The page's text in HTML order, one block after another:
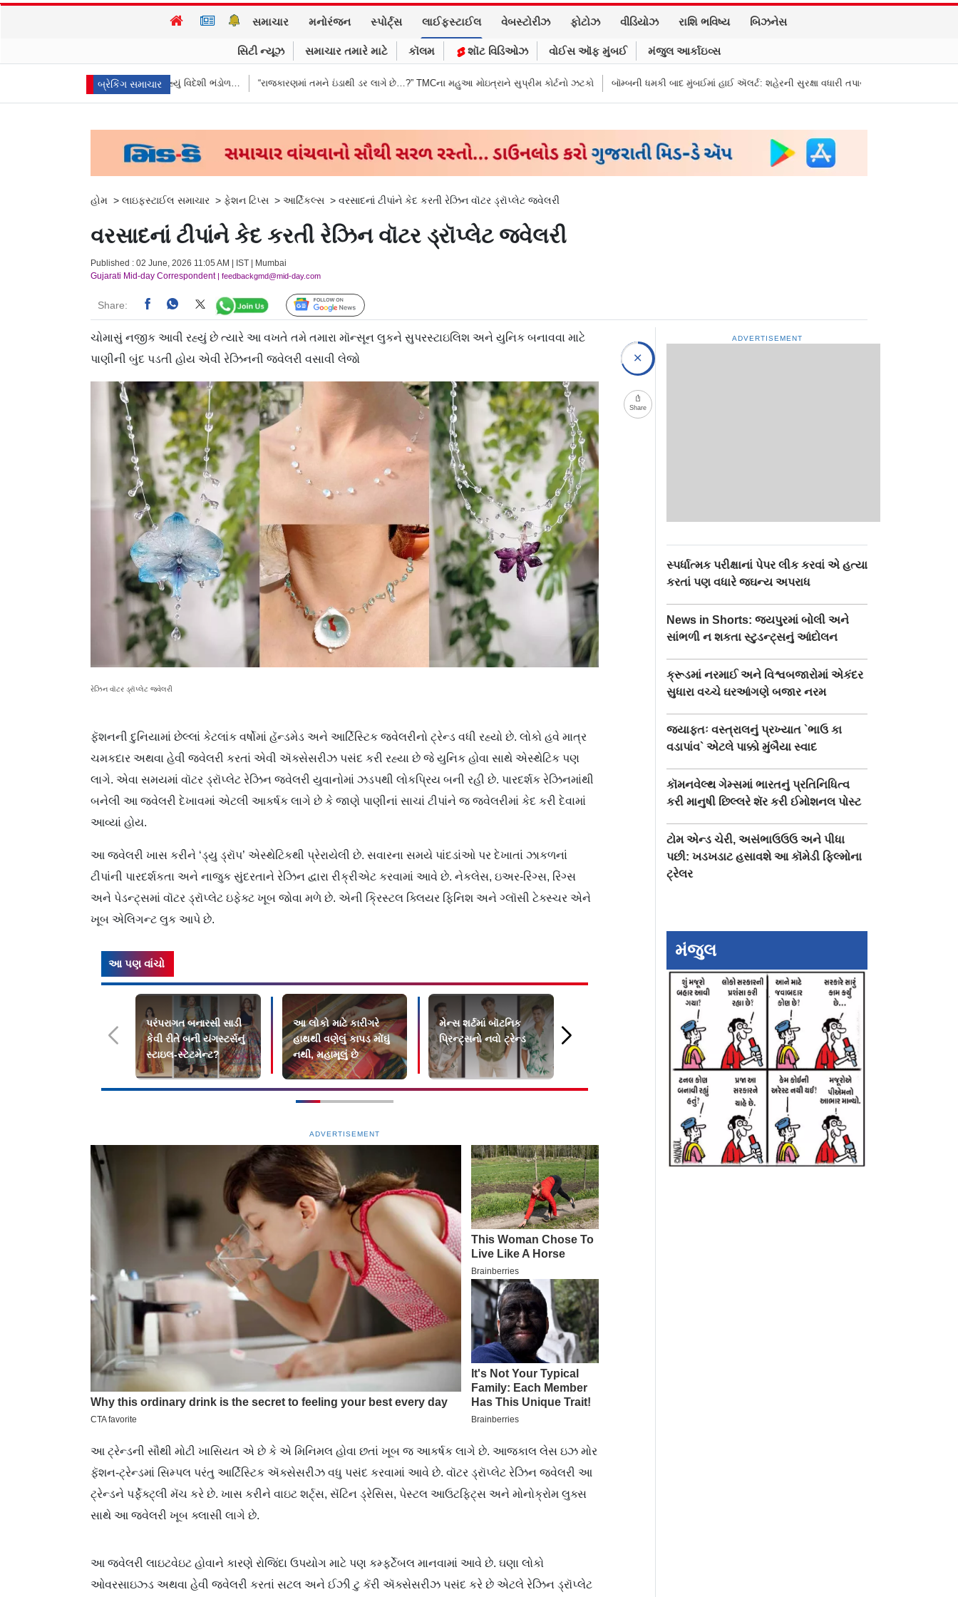
સમાચાર મનોરંજન સ્પોર્ટ્સ લાઈફસ્ટાઈલ વેબસ્ટોરીઝ ફોટોઝ વીડિયોઝ રાશિ ભવિષ્ય બિઝનેસ
સિટી ન્યૂઝ સમાચાર તમારે માટે કૉલમ શૉટ વિડિઓઝ વોઈસ ઑફ મુંબઈ મંજુલ આર્કાઇવ્સ
બ્રેકિંગ સમાચાર
આપ્યો જવાબ, કહ્યું વિદેશી ભંડોળ… “રાજકારણમાં તમને ઇંડાથી ડર લાગે છે…?” TMCના મહુઆ મોઇત્રાને સુપ્રીમ કોર્ટનો ઝટકો બૉમ્બની ધમકી બાદ મુંબઈમાં હાઈ ઍલર્ટ: શહેરની સુરક્ષા વધારી તપાસ શરૂ, જુઓ તસવીરો
હોમ > લાઇફસ્ટાઈલ સમાચાર > ફેશન ટિપ્સ > આર્ટિકલ્સ > વરસાદનાં ટીપાંને કેદ કરતી રેઝિન વૉટર ડ્રૉપ્લેટ જ્વેલરી
વરસાદનાં ટીપાંને કેદ કરતી રેઝિન વૉટર ડ્રૉપ્લેટ જ્વેલરી
Published : 02 June, 2026 11:05 AM | IST | Mumbai
Gujarati Mid-day Correspondent| feedbackgmd@mid-day.com
Share: Follow Us
ચોમાસું નજીક આવી રહ્યું છે ત્યારે આ વખતે તમે તમારા મૉન્સૂન લુકને સુપરસ્ટાઇલિશ અને યુનિક બનાવવા માટે
પાણીની બુંદ પડતી હોય એવી રેઝિનની જ્વેલરી વસાવી લેજો
રેઝિન વૉટર ડ્રૉપ્લેટ જ્વેલરી
ફૅશનની દુનિયામાં છેલ્લાં કેટલાંક વર્ષોમાં હૅન્ડમેડ અને આર્ટિસ્ટિક જ્વેલરીનો ટ્રેન્ડ વધી રહ્યો છે. લોકો હવે માત્ર
ચમકદાર અથવા હેવી જ્વેલરી કરતાં એવી ઍક્સેસરીઝ પસંદ કરી રહ્યા છે જે યુનિક હોવા સાથે એસ્થેટિક પણ
લાગે. એવા સમયમાં વૉટર ડ્રૉપ્લેટ રેઝિન જ્વેલરી યુવાનોમાં ઝડપથી લોકપ્રિય બની રહી છે. પારદર્શક રેઝિનમાંથી
બનેલી આ જ્વેલરી દેખાવમાં એટલી આકર્ષક લાગે છે કે જાણે પાણીનાં સાચાં ટીપાંને જ જ્વેલરીમાં કેદ કરી દેવામાં
આવ્યાં હોય.
આ જ્વેલરી ખાસ કરીને ‘ડ્યુ ડ્રૉપ’ એસ્થેટિકથી પ્રેરાયેલી છે. સવારના સમયે પાંદડાંઓ પર દેખાતાં ઝાકળનાં
ટીપાંની પારદર્શકતા અને નાજુક સુંદરતાને રેઝિન દ્વારા રીક્રીએટ કરવામાં આવે છે. નેકલેસ, ઇઅર-રિંગ્સ, રિંગ્સ
અને પેડન્ટ્સમાં વૉટર ડ્રૉપ્લેટ ઇફેક્ટ ખૂબ જોવા મળે છે. એની ક્રિસ્ટલ ક્લિયર ફિનિશ અને ગ્લૉસી ટેક્સ્ચર એને
ખૂબ એલિગન્ટ લુક આપે છે.
આ પણ વાંચો
પરંપરાગત બનારસી સાડી
કેવી રીતે બની યંગસ્ટર્સનું
સ્ટાઇલ-સ્ટેટમેન્ટ?
આ લોકો માટે કારીગરે
હાથથી વણેલું કાપડ મોંઘું
નથી, મહામૂલું છે
મેન્સ શર્ટમાં બૉટનિક
પ્રિન્ટ્સનો નવો ટ્રેન્ડ
મૉસ્કિટો રેપેલન્ટ પ્લાન્ટ્સ
હવે પેન્ડન્ટને કહો બાય,
અપનાવો ઘૂઘરીવાળાં મૉડર્ન
મંગળસૂત્ર
ADVERTISEMENT
આ ટ્રેન્ડની સૌથી મોટી ખાસિયત એ છે કે એ મિનિમલ હોવા છતાં ખૂબ જ આકર્ષક લાગે છે. આજકાલ લેસ ઇઝ મોર
ફૅશન-ટ્રેન્ડમાં સિમ્પલ પરંતુ આર્ટિસ્ટિક ઍક્સેસરીઝ વધુ પસંદ કરવામાં આવે છે. વૉટર ડ્રૉપ્લેટ રેઝિન જ્વેલરી આ
ટ્રેન્ડને પર્ફેક્ટ્લી મૅચ કરે છે. ખાસ કરીને વાઇટ શર્ટ્સ, સૅટિન ડ્રેસિસ, પેસ્ટલ આઉટફિટ્સ અને મોનોક્રોમ લુક્સ
સાથે આ જ્વેલરી ખૂબ ક્લાસી લાગે છે.
આ જ્વેલરી લાઇટવેઇટ હોવાને કારણે રોજિંદા ઉપયોગ માટે પણ કમ્ફર્ટેબલ માનવામાં આવે છે. ઘણા લોકો
ઓવરસાઇઝ્ડ અથવા હેવી જ્વેલરી કરતાં સટલ અને ઈઝી ટુ કૅરી ઍક્સેસરીઝ પસંદ કરે છે એટલે રેઝિન ડ્રૉપ્લેટ
Share
ADVERTISEMENT
સ્પર્ધાત્મક પરીક્ષાનાં પેપર લીક કરવાં એ હત્યા
કરતાં પણ વધારે જઘન્ય અપરાધ
News in Shorts: જયપુરમાં બોલી અને
સાંભળી ન શકતા સ્ટુડન્ટ્સનું આંદોલન
ક્રૂડમાં નરમાઈ અને વિશ્વબજારોમાં એકંદર
સુધારા વચ્ચે ઘરઆંગણે બજાર નરમ
જ્યાફતઃ વસ્ત્રાલનું પ્રખ્યાત `ભાઉ કા
વડાપાંવ` એટલે પાક્કો મુંબૈયા સ્વાદ
કૉમનવેલ્થ ગેમ્સમાં ભારતનું પ્રતિનિધિત્વ
કરી માનુષી છિલ્લરે શૅર કરી ઈમોશનલ પોસ્ટ
ટોમ એન્ડ ચેરી, અસંભાઉઉઉ અને પીધા
પછી: ખડખડાટ હસાવશે આ કૉમેડી ફિલ્મોના
ટ્રેલર
મંજુલ